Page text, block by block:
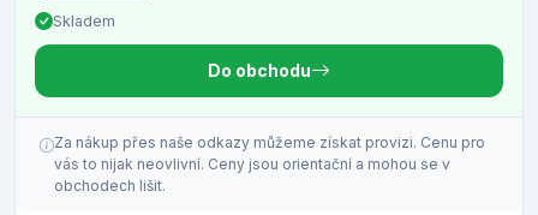
Skladem
Do obchodu
Za nákup přes naše odkazy můžeme získat provizi. Cenu pro
vás to nijak neovlivní. Ceny jsou orientační a mohou se v
obchodech lišit.